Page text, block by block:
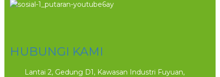
HUBUNGI KAMI
Lantai 2, Gedung D1, Kawasan Industri Fuyuan,